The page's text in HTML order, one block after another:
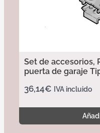
Set de accesorios,
puerta de garaje
36,14€ IVA incluido